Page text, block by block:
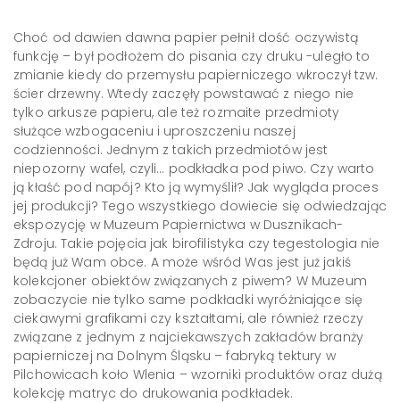
Choć od dawien dawna papier pełnił dość oczywistą
funkcję – był podłożem do pisania czy druku -uległo to
zmianie kiedy do przemysłu papierniczego wkroczył tzw.
ścier drzewny. Wtedy zaczęły powstawać z niego nie
tylko arkusze papieru, ale też rozmaite przedmioty
służące wzbogaceniu i uproszczeniu naszej
codzienności. Jednym z takich przedmiotów jest
niepozorny wafel, czyli… podkładka pod piwo. Czy warto
ją kłaść pod napój? Kto ją wymyślił? Jak wygląda proces
jej produkcji? Tego wszystkiego dowiecie się odwiedzając
ekspozycję w Muzeum Papiernictwa w Dusznikach-
Zdroju. Takie pojęcia jak birofilistyka czy tegestologia nie
będą już Wam obce. A może wśród Was jest już jakiś
kolekcjoner obiektów związanych z piwem? W Muzeum
zobaczycie nie tylko same podkładki wyróżniające się
ciekawymi grafikami czy kształtami, ale również rzeczy
związane z jednym z najciekawszych zakładów branży
papierniczej na Dolnym Śląsku – fabryką tektury w
Pilchowicach koło Wlenia – wzorniki produktów oraz dużą
kolekcję matryc do drukowania podkładek.